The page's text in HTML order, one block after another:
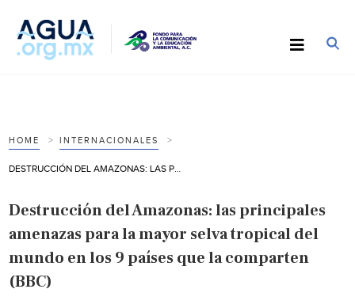
HOME INTERNACIONALES
Destrucción del Amazonas: las principales
amenazas para la mayor selva tropical del
mundo en los 9 países que la comparten
(BBC)